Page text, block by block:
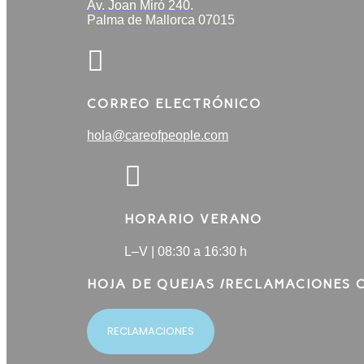
Av. Joan Miró 240.
Palma de Mallorca 07015

CORREO ELECTRÓNICO
hola@careofpeople.com

HORARIO VERANO
L–V | 08:30 a 16:30 h
HOJA DE QUEJAS /RECLAMACIONES
RECLAMACIONES